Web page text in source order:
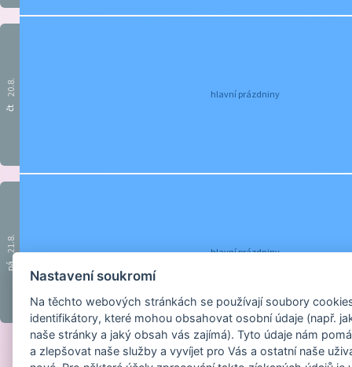
čt
20.8. hlavní prázdniny
pá
21.8. hlavní prázdniny
Provozováno na
Nastavení soukromí
Na těchto webových stránkách se používají soubory
identifikátory, které mohou obsahovat osobní údaje (např.
naše stránky a jaký obsah vás zajímá). Tyto údaje nám
a zlepšovat naše služby a vyvíjet pro Vás a ostatní naše